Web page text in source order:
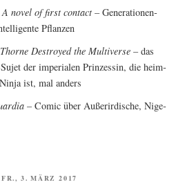
novel of first cont­act– Gene­ra­tio­nen­
Pflanzen
Des­troy­ed the Mul­ti­ver­se– das
der impe­ria­len Prin­zes­sin, die heim­
ist, mal anders
– Comic über Außer­ir­di­sche, Nige­
VERÖFFENTLICHT
FR., 3. MÄRZ 2017